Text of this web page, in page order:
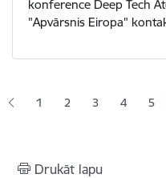
konference Deep Tech
"Apvārsnis Eiropa"
1 Lapa
2 Lapa
3 Lapa
4 5
Drukāt lapu